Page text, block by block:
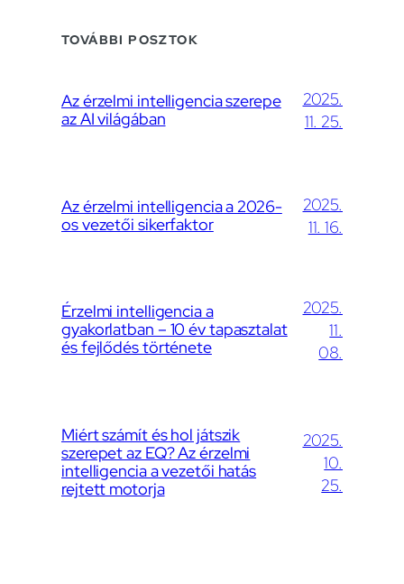
TOVÁBBI POSZTOK
Az érzelmi intelligencia szerepe
az AI világában
2025.
11. 25.
Az érzelmi intelligencia a 2026-
os vezetői sikerfaktor
2025.
11. 16.
Érzelmi intelligencia a
gyakorlatban – 10 év tapasztalat
és fejlődés története
2025.
11.
08.
Miért számít és hol játszik
szerepet az EQ? Az érzelmi
intelligencia a vezetői hatás
rejtett motorja
2025.
10.
25.